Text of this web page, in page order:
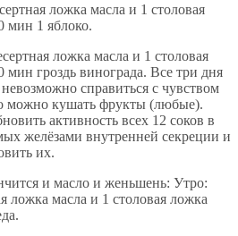
ложка масла и 1 столовая
мин 1 яблоко.
ложка масла и 1 столовая
мин гроздь винограда. Все три дня
справиться с чувством
можно кушать фрукты (любые).
активность всех 12 соков в
желёзами внутренней секреции и
их.
и масло и женьшень: Утро:
ложка масла и 1 столовая ложка